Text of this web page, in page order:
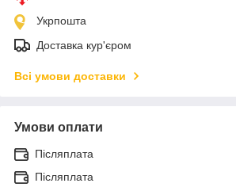
Укрпошта
Доставка кур'єром
Всі умови доставки
Умови оплати
Післяплата
Післяплата